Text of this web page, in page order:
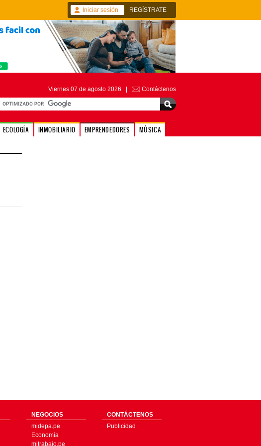
Iniciar sesión REGÍSTRATE
Viernes 07 de agosto 2026 | Contáctenos
ECOLOGÍA INMOBILIARIO EMPRENDEDORES MÚSICA
NEGOCIOS
midepa.pe
Economía
mitrabajo.pe
CONTÁCTENOS
Publicidad